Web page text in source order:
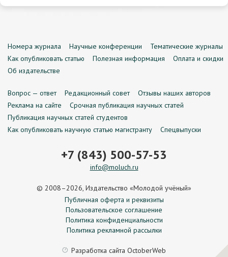
Номера журнала Научные конференции
Тематические журналы
Как опубликовать статью
Полезная информация
Оплата и скидки
Об издательстве
Вопрос — ответ Редакционный совет
Отзывы наших авторов
Реклама на сайте
Срочная публикация научных статей
Публикация научных статей студентов
Как опубликовать научную статью магистранту
Спецвыпуски
+7 (843) 500-57-53
info@moluch.ru
© 2008–2026, Издательство «Молодой учёный»
Публичная оферта и реквизиты
Пользовательское соглашение
Политика конфиденциальности
Политика рекламной рассылки
Разработка сайта OctoberWeb